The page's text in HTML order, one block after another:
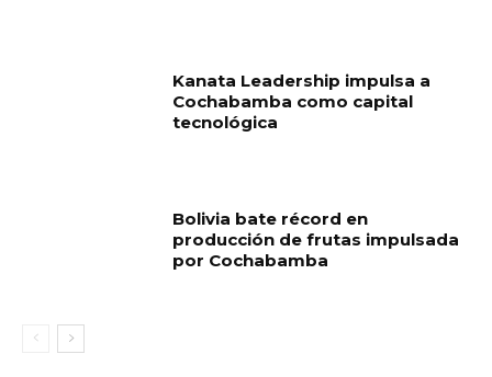
Kanata Leadership impulsa a
Cochabamba como capital
tecnológica
Bolivia bate récord en
producción de frutas impulsada
por Cochabamba